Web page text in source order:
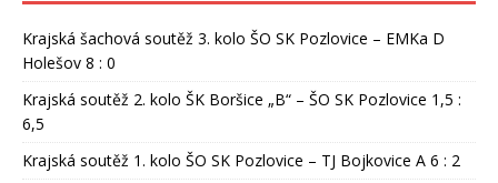
Krajská šachová soutěž 3. kolo ŠO SK Pozlovice – EMKa D
Holešov 8 : 0
Krajská soutěž 2. kolo ŠK Boršice „B“ – ŠO SK Pozlovice 1,5 :
6,5
Krajská soutěž 1. kolo ŠO SK Pozlovice – TJ Bojkovice A 6 : 2